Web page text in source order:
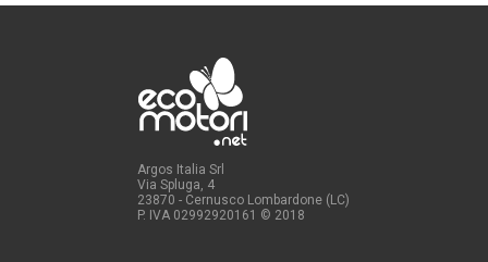
Argos Italia Srl
Via Spluga, 4
23870 - Cernusco Lombardone (LC)
P. IVA 02992920161 © 2018